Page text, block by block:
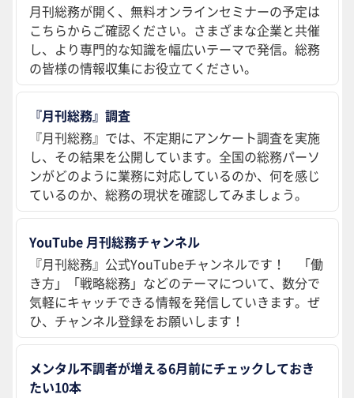
月刊総務が開く、無料オンラインセミナーの予定は
こちらからご確認ください。さまざまな企業と共催
し、より専門的な知識を幅広いテーマで発信。総務
の皆様の情報収集にお役立てください。
『月刊総務』調査
『月刊総務』では、不定期にアンケート調査を実施
し、その結果を公開しています。全国の総務パーソ
ンがどのように業務に対応しているのか、何を感じ
ているのか、総務の現状を確認してみましょう。
YouTube 月刊総務チャンネル
『月刊総務』公式YouTubeチャンネルです！ 「働
き方」「戦略総務」などのテーマについて、数分で
気軽にキャッチできる情報を発信していきます。ぜ
ひ、チャンネル登録をお願いします！
メンタル不調者が増える6月前にチェックしておき
たい10本